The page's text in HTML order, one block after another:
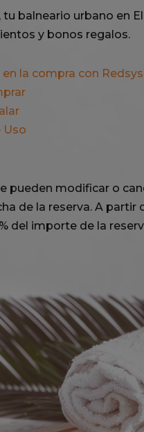
tu balneario urbano en
y bonos regalos.
la compra con Redsys
Uso
pueden modificar o
de la reserva. A partir
del importe de la